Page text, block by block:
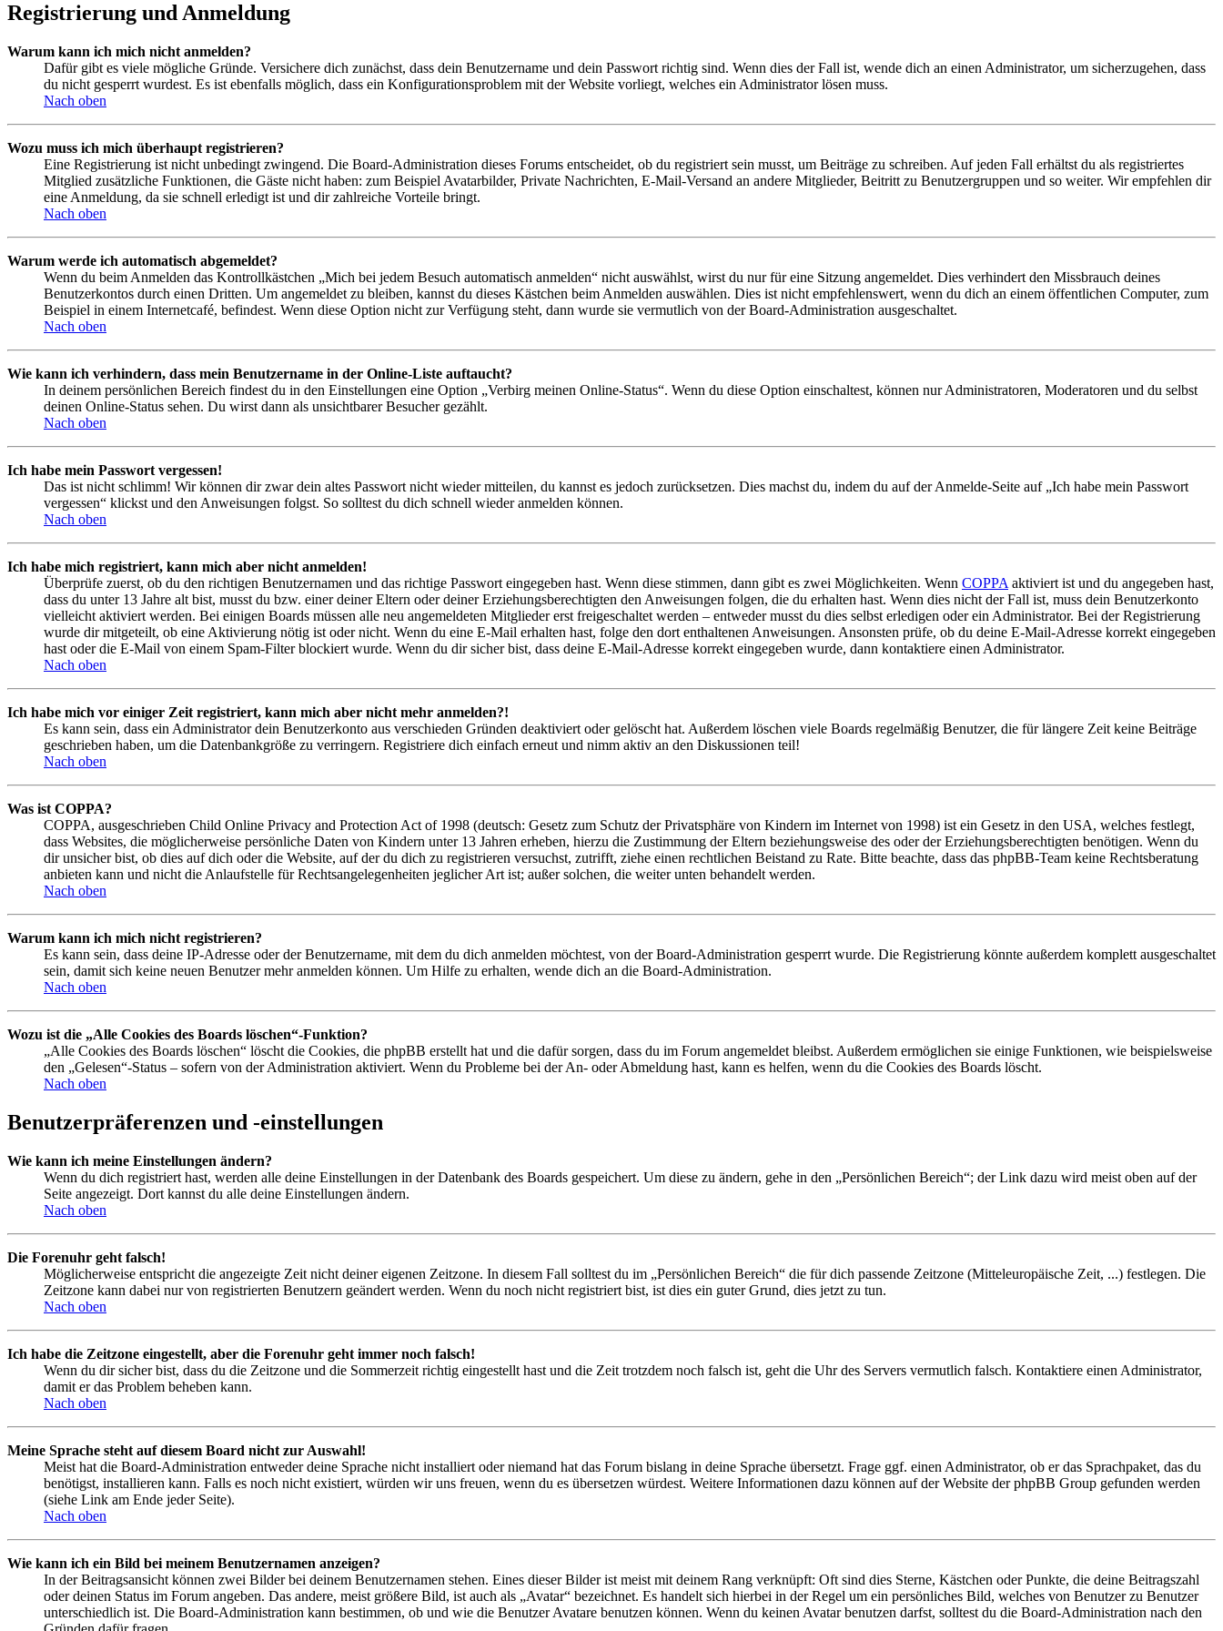
Registrierung und Anmeldung
Warum kann ich mich nicht anmelden?
Dafür gibt es viele mögliche Gründe. Versichere dich zunächst, dass dein Benutzername und dein Passwort richtig sind. Wenn dies der Fall ist, wende dich an einen Administrator, um sicherzugehen, dass
du nicht gesperrt wurdest. Es ist ebenfalls möglich, dass ein Konfigurationsproblem mit der Website vorliegt, welches ein Administrator lösen muss.
Nach oben
Wozu muss ich mich überhaupt registrieren?
Eine Registrierung ist nicht unbedingt zwingend. Die Board-Administration dieses Forums entscheidet, ob du registriert sein musst, um Beiträge zu schreiben. Auf jeden Fall erhältst du als registriertes
Mitglied zusätzliche Funktionen, die Gäste nicht haben: zum Beispiel Avatarbilder, Private Nachrichten, E-Mail-Versand an andere Mitglieder, Beitritt zu Benutzergruppen und so weiter. Wir empfehlen dir
eine Anmeldung, da sie schnell erledigt ist und dir zahlreiche Vorteile bringt.
Nach oben
Warum werde ich automatisch abgemeldet?
Wenn du beim Anmelden das Kontrollkästchen „Mich bei jedem Besuch automatisch anmelden“ nicht auswählst, wirst du nur für eine Sitzung angemeldet. Dies verhindert den Missbrauch deines
Benutzerkontos durch einen Dritten. Um angemeldet zu bleiben, kannst du dieses Kästchen beim Anmelden auswählen. Dies ist nicht empfehlenswert, wenn du dich an einem öffentlichen Computer, zum
Beispiel in einem Internetcafé, befindest. Wenn diese Option nicht zur Verfügung steht, dann wurde sie vermutlich von der Board-Administration ausgeschaltet.
Nach oben
Wie kann ich verhindern, dass mein Benutzername in der Online-Liste auftaucht?
In deinem persönlichen Bereich findest du in den Einstellungen eine Option „Verbirg meinen Online-Status“. Wenn du diese Option einschaltest, können nur Administratoren, Moderatoren und du selbst
deinen Online-Status sehen. Du wirst dann als unsichtbarer Besucher gezählt.
Nach oben
Ich habe mein Passwort vergessen!
Das ist nicht schlimm! Wir können dir zwar dein altes Passwort nicht wieder mitteilen, du kannst es jedoch zurücksetzen. Dies machst du, indem du auf der Anmelde-Seite auf „Ich habe mein Passwort
vergessen“ klickst und den Anweisungen folgst. So solltest du dich schnell wieder anmelden können.
Nach oben
Ich habe mich registriert, kann mich aber nicht anmelden!
Überprüfe zuerst, ob du den richtigen Benutzernamen und das richtige Passwort eingegeben hast. Wenn diese stimmen, dann gibt es zwei Möglichkeiten. Wenn COPPA aktiviert ist und du angegeben hast,
dass du unter 13 Jahre alt bist, musst du bzw. einer deiner Eltern oder deiner Erziehungsberechtigten den Anweisungen folgen, die du erhalten hast. Wenn dies nicht der Fall ist, muss dein Benutzerkonto
vielleicht aktiviert werden. Bei einigen Boards müssen alle neu angemeldeten Mitglieder erst freigeschaltet werden – entweder musst du dies selbst erledigen oder ein Administrator. Bei der Registrierung
wurde dir mitgeteilt, ob eine Aktivierung nötig ist oder nicht. Wenn du eine E-Mail erhalten hast, folge den dort enthaltenen Anweisungen. Ansonsten prüfe, ob du deine E-Mail-Adresse korrekt eingegeben
hast oder die E-Mail von einem Spam-Filter blockiert wurde. Wenn du dir sicher bist, dass deine E-Mail-Adresse korrekt eingegeben wurde, dann kontaktiere einen Administrator.
Nach oben
Ich habe mich vor einiger Zeit registriert, kann mich aber nicht mehr anmelden?!
Es kann sein, dass ein Administrator dein Benutzerkonto aus verschieden Gründen deaktiviert oder gelöscht hat. Außerdem löschen viele Boards regelmäßig Benutzer, die für längere Zeit keine Beiträge
geschrieben haben, um die Datenbankgröße zu verringern. Registriere dich einfach erneut und nimm aktiv an den Diskussionen teil!
Nach oben
Was ist COPPA?
COPPA, ausgeschrieben Child Online Privacy and Protection Act of 1998 (deutsch: Gesetz zum Schutz der Privatsphäre von Kindern im Internet von 1998) ist ein Gesetz in den USA, welches festlegt,
dass Websites, die möglicherweise persönliche Daten von Kindern unter 13 Jahren erheben, hierzu die Zustimmung der Eltern beziehungsweise des oder der Erziehungsberechtigten benötigen. Wenn du
dir unsicher bist, ob dies auf dich oder die Website, auf der du dich zu registrieren versuchst, zutrifft, ziehe einen rechtlichen Beistand zu Rate. Bitte beachte, dass das phpBB-Team keine Rechtsberatung
anbieten kann und nicht die Anlaufstelle für Rechtsangelegenheiten jeglicher Art ist; außer solchen, die weiter unten behandelt werden.
Nach oben
Warum kann ich mich nicht registrieren?
Es kann sein, dass deine IP-Adresse oder der Benutzername, mit dem du dich anmelden möchtest, von der Board-Administration gesperrt wurde. Die Registrierung könnte außerdem komplett ausgeschaltet
sein, damit sich keine neuen Benutzer mehr anmelden können. Um Hilfe zu erhalten, wende dich an die Board-Administration.
Nach oben
Wozu ist die „Alle Cookies des Boards löschen“-Funktion?
„Alle Cookies des Boards löschen“ löscht die Cookies, die phpBB erstellt hat und die dafür sorgen, dass du im Forum angemeldet bleibst. Außerdem ermöglichen sie einige Funktionen, wie beispielsweise
den „Gelesen“-Status – sofern von der Administration aktiviert. Wenn du Probleme bei der An- oder Abmeldung hast, kann es helfen, wenn du die Cookies des Boards löscht.
Nach oben
Benutzerpräferenzen und -einstellungen
Wie kann ich meine Einstellungen ändern?
Wenn du dich registriert hast, werden alle deine Einstellungen in der Datenbank des Boards gespeichert. Um diese zu ändern, gehe in den „Persönlichen Bereich“; der Link dazu wird meist oben auf der
Seite angezeigt. Dort kannst du alle deine Einstellungen ändern.
Nach oben
Die Forenuhr geht falsch!
Möglicherweise entspricht die angezeigte Zeit nicht deiner eigenen Zeitzone. In diesem Fall solltest du im „Persönlichen Bereich“ die für dich passende Zeitzone (Mitteleuropäische Zeit, ...) festlegen. Die
Zeitzone kann dabei nur von registrierten Benutzern geändert werden. Wenn du noch nicht registriert bist, ist dies ein guter Grund, dies jetzt zu tun.
Nach oben
Ich habe die Zeitzone eingestellt, aber die Forenuhr geht immer noch falsch!
Wenn du dir sicher bist, dass du die Zeitzone und die Sommerzeit richtig eingestellt hast und die Zeit trotzdem noch falsch ist, geht die Uhr des Servers vermutlich falsch. Kontaktiere einen Administrator,
damit er das Problem beheben kann.
Nach oben
Meine Sprache steht auf diesem Board nicht zur Auswahl!
Meist hat die Board-Administration entweder deine Sprache nicht installiert oder niemand hat das Forum bislang in deine Sprache übersetzt. Frage ggf. einen Administrator, ob er das Sprachpaket, das du
benötigst, installieren kann. Falls es noch nicht existiert, würden wir uns freuen, wenn du es übersetzen würdest. Weitere Informationen dazu können auf der Website der phpBB Group gefunden werden
(siehe Link am Ende jeder Seite).
Nach oben
Wie kann ich ein Bild bei meinem Benutzernamen anzeigen?
In der Beitragsansicht können zwei Bilder bei deinem Benutzernamen stehen. Eines dieser Bilder ist meist mit deinem Rang verknüpft: Oft sind dies Sterne, Kästchen oder Punkte, die deine Beitragszahl
oder deinen Status im Forum angeben. Das andere, meist größere Bild, ist auch als „Avatar“ bezeichnet. Es handelt sich hierbei in der Regel um ein persönliches Bild, welches von Benutzer zu Benutzer
unterschiedlich ist. Die Board-Administration kann bestimmen, ob und wie die Benutzer Avatare benutzen können. Wenn du keinen Avatar benutzen darfst, solltest du die Board-Administration nach den